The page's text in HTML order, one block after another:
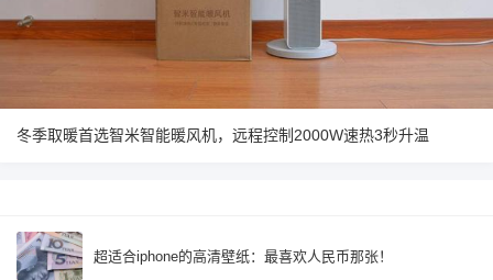
冬季取暖首选智米智能暖风机，远程控制2000W速热3秒升温
超适合iphone的高清壁纸：最喜欢人民币那张！